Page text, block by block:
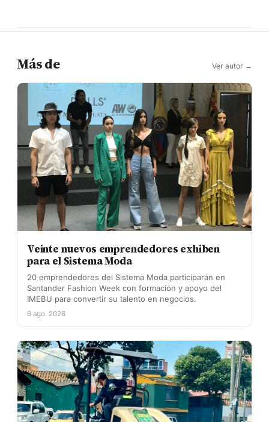
Más de Ver autor →
Veinte nuevos emprendedores exhiben
para el Sistema Moda
20 emprendedores del Sistema Moda participarán en
Santander Fashion Week con formación y apoyo del
IMEBU para convertir su talento en negocios.
6 ago. 2026